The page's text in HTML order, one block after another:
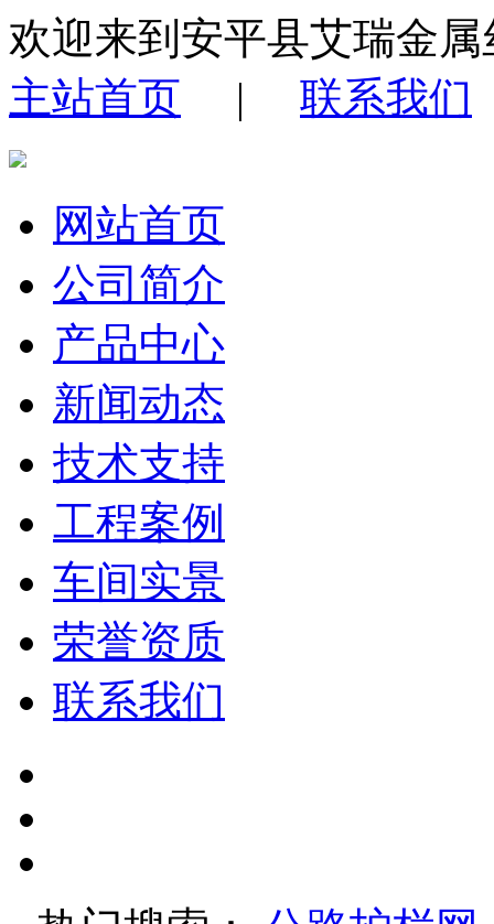
欢迎来到安平县艾瑞金
主站首页 | 联系我们
网站首页
公司简介
产品中心
新闻动态
技术支持
工程案例
车间实景
荣誉资质
联系我们